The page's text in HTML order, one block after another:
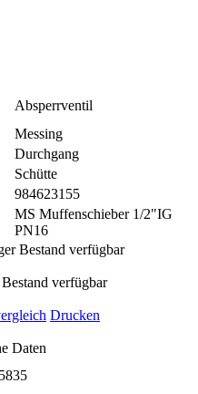
Absperrventil
Messing
Durchgang
Schütte
984623155
MS Muffenschieber 1/2"IG
PN16
Bestand verfügbar
verfügbar
Drucken
Daten